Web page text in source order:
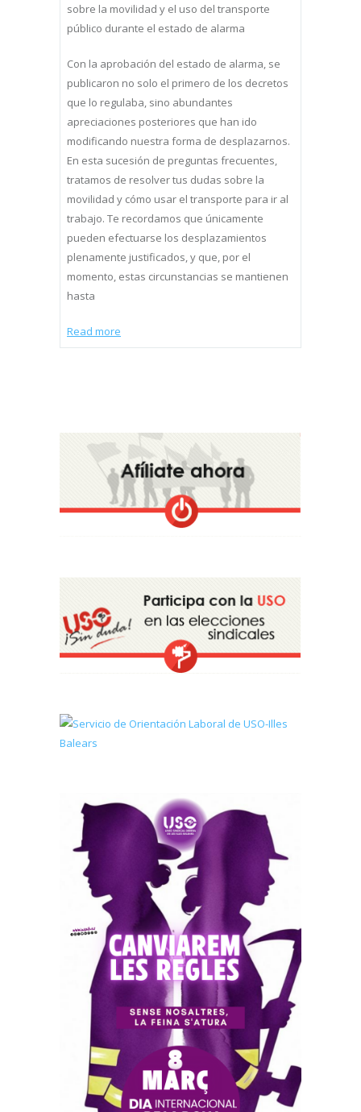
sobre la movilidad y el uso del transporte
público durante el estado de alarma
Con la aprobación del estado de alarma, se
publicaron no solo el primero de los decretos
que lo regulaba, sino abundantes
apreciaciones posteriores que han ido
modificando nuestra forma de desplazarnos.
En esta sucesión de preguntas frecuentes,
tratamos de resolver tus dudas sobre la
movilidad y cómo usar el transporte para ir al
trabajo. Te recordamos que únicamente
pueden efectuarse los desplazamientos
plenamente justificados, y que, por el
momento, estas circunstancias se mantienen
hasta
Read more